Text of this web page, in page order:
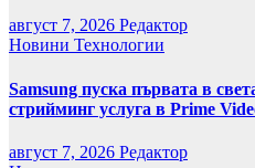
август 7, 2026 Редактор
Новини Технологии
Samsung пуска първата в
стрийминг услуга в Prime
август 7, 2026 Редактор